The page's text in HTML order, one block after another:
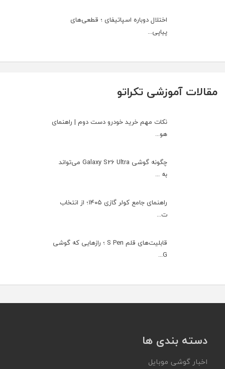
اختلال دوباره اسپاتیفای ؛ قطعی‌های
پیاپی...
مقالات آموزشی تکراتو
نکات مهم خرید خودرو دست دوم | راهنمای
هو...
چگونه گوشی Galaxy S26 Ultra می‌تواند
به ...
راهنمای جامع کولر گازی ۱۴۰۵؛ از انتخاب
ت...
قابلیت‌های قلم S Pen ؛ رازهایی که گوشی
G...
دسته بندی ها
اخبار گوشی موبایل